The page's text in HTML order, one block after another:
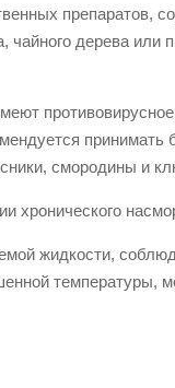
препаратов,
дерева или
смородины и
хронического
жидкости,
температуры,